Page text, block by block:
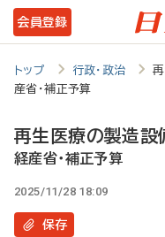
メ
イ
コ
ン
テ
ツ
会員登録
トップ 行政・政治
産省・補正予算
再生医療の製造
経産省・補正予算
2025/11/28 18:09
保存